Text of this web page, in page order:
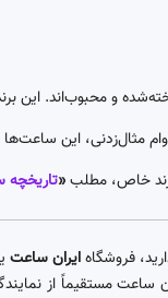
این ساعت‌ها
خاص، مطلب«
ایران ساعت
مستقیماً از